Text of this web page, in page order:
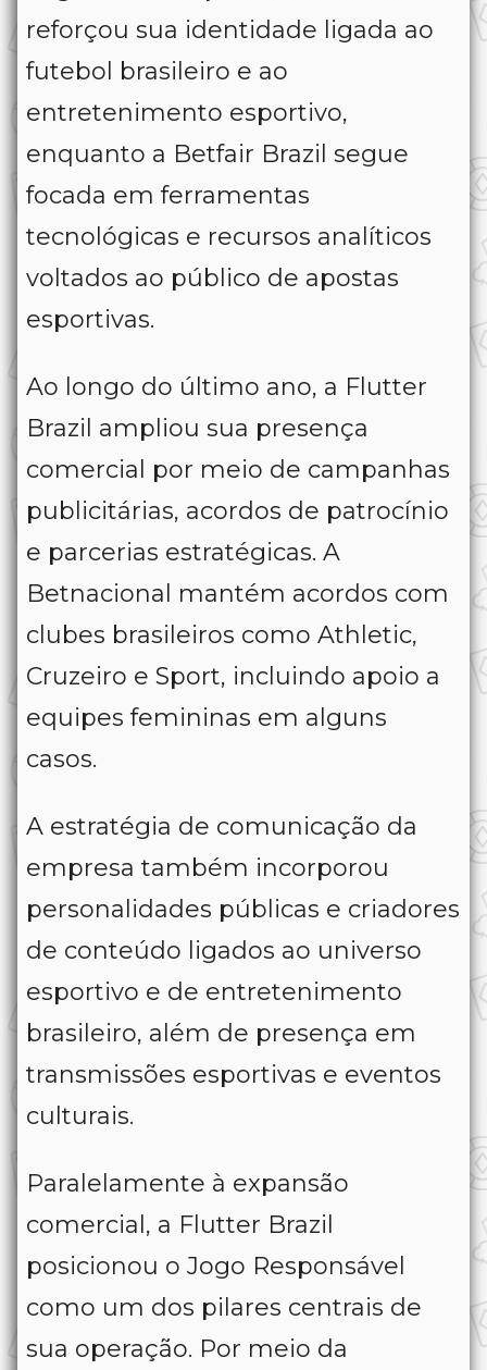
reforçou sua identidade ligada ao
futebol brasileiro e ao
entretenimento esportivo,
enquanto a Betfair Brazil segue
focada em ferramentas
tecnológicas e recursos analíticos
voltados ao público de apostas
esportivas.
Ao longo do último ano, a Flutter
Brazil ampliou sua presença
comercial por meio de campanhas
publicitárias, acordos de patrocínio
e parcerias estratégicas. A
Betnacional mantém acordos com
clubes brasileiros como Athletic,
Cruzeiro e Sport, incluindo apoio a
equipes femininas em alguns
casos.
A estratégia de comunicação da
empresa também incorporou
personalidades públicas e criadores
de conteúdo ligados ao universo
esportivo e de entretenimento
brasileiro, além de presença em
transmissões esportivas e eventos
culturais.
Paralelamente à expansão
comercial, a Flutter Brazil
posicionou o Jogo Responsável
como um dos pilares centrais de
sua operação. Por meio da